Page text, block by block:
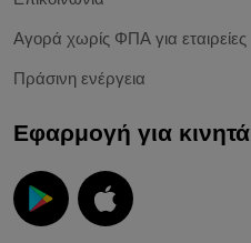
Αγορά χωρίς ΦΠΑ για εταιρείες
Πράσινη ενέργεια
Εφαρμογή για κινητά